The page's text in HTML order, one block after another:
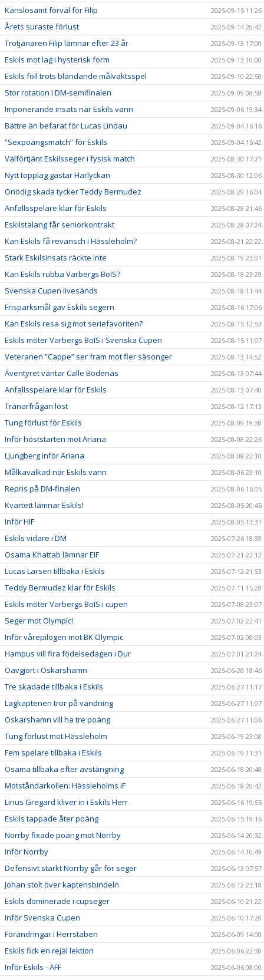
Känslosamt förväl för Filip 2025-09-15 11:26
Årets suraste förlust 2025-09-14 20:42
Trotjänaren Filip lämnar efter 23 år 2025-09-13 17:00
Eskils mot lag i hysterisk form 2025-09-13 10:00
Eskils föll trots bländande målvaktsspel 2025-09-10 22:50
Stor rotation i DM-semifinalen 2025-09-09 08:58
Imponerande insats när Eskils vann 2025-09-06 19:34
Bättre än befarat för Lucas Lindau 2025-09-04 16:16
”Sexpoängsmatch” för Eskils 2025-09-04 15:42
Välförtjänt Eskilsseger i fysisk match 2025-08-30 17:21
Nytt topplag gästar Harlyckan 2025-08-30 12:06
Onödig skada tycker Teddy Bermudez 2025-08-29 16:04
Anfallsspelare klar för Eskils 2025-08-28 21:46
Eskilstalang får seniorkontrakt 2025-08-28 07:24
Kan Eskils få revansch i Hässleholm? 2025-08-21 22:22
Stark Eskilsinsats räckte inte 2025-08-19 23:01
Kan Eskils rubba Varbergs BoIS? 2025-08-18 23:29
Svenska Cupen livesänds 2025-08-18 11:44
Frisparksmål gav Eskils segern 2025-08-16 17:06
Kan Eskils resa sig mot seriefavoriten? 2025-08-15 12:53
Eskils möter Varbergs BoIS i Svenska Cupen 2025-08-15 11:07
Veteranen ”Cappe” ser fram mot fler säsonger 2025-08-13 14:52
Äventyret väntar Calle Bodenäs 2025-08-13 07:44
Anfallsspelare klar för Eskils 2025-08-13 07:40
Tränarfrågan löst 2025-08-12 17:13
Tung förlust för Eskils 2025-08-09 19:38
Inför höststarten mot Ariana 2025-08-08 22:26
Ljungberg inför Ariana 2025-08-08 22:10
Målkavalkad när Eskils vann 2025-08-06 23:10
Repris på DM-finalen 2025-08-06 16:05
Kvartett lämnar Eskils! 2025-08-05 20:45
Inför HIF 2025-08-05 13:31
Eskils vidare i DM 2025-07-26 18:39
Osama Khattab lämnar EIF 2025-07-21 22:12
Lucas Larsen tillbaka i Eskils 2025-07-12 21:53
Teddy Bermudez klar för Eskils 2025-07-11 15:28
Eskils möter Varbergs BoIS i cupen 2025-07-08 23:07
Seger mot Olympic! 2025-07-02 22:41
Inför vårepilogen mot BK Olympic 2025-07-02 08:03
Hampus vill fira födelsedagen i Dur 2025-07-01 21:24
Oavgjort i Oskarshamn 2025-06-28 18:46
Tre skadade tillbaka i Eskils 2025-06-27 11:17
Lagkaptenen tror på vändning 2025-06-27 11:07
Oskarshamn vill ha tre poäng 2025-06-27 11:06
Tung förlust mot Hässleholm 2025-06-19 23:08
Fem spelare tillbaka i Eskils 2025-06-19 11:31
Osama tillbaka efter avstängning 2025-06-18 20:48
Motståndarkollen: Hässleholms IF 2025-06-18 20:42
Linus Gregard kliver in i Eskils Herr 2025-06-16 19:55
Eskils tappade åter poäng 2025-06-15 19:16
Norrby fixade poäng mot Norrby 2025-06-14 20:32
Inför Norrby 2025-06-14 10:49
Defensivt starkt Norrby går för seger 2025-06-13 07:57
Johan stolt över kaptensbindeln 2025-06-12 23:18
Eskils dominerade i cupseger 2025-06-10 21:22
Inför Svenska Cupen 2025-06-10 17:20
Förändringar i Herrstaben 2025-06-09 14:00
Eskils fick en rejäl lektion 2025-06-06 22:30
Inför Eskils - ÄFF 2025-06-06 08:00